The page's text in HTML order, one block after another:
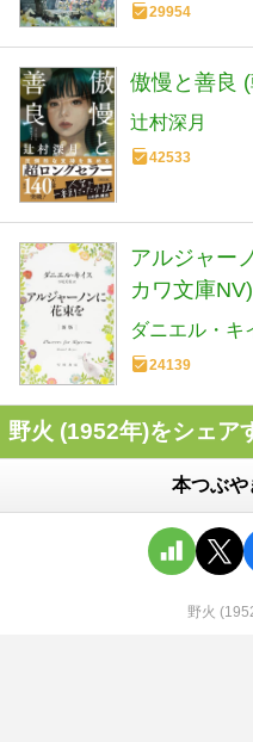
29954
傲慢と善良
辻村深月
42533
アルジャー
カワ文庫NV)
ダニエル・キ
24139
野火 (1952年)をシェア
本つぶや
野火